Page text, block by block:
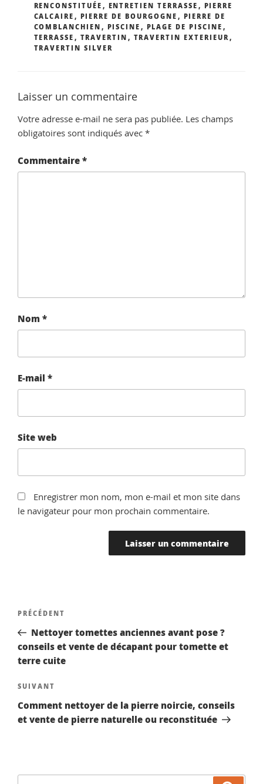
RENCONSTITUÉE , ENTRETIEN TERRASSE , PIERRE
CALCAIRE , PIERRE DE BOURGOGNE , PIERRE DE
COMBLANCHIEN , PISCINE , PLAGE DE PISCINE ,
TERRASSE , TRAVERTIN , TRAVERTIN EXTERIEUR ,
TRAVERTIN SILVER
Laisser un commentaire
Votre adresse e-mail ne sera pas publiée. Les champs
obligatoires sont indiqués avec *
Commentaire*
Nom *
E-mail *
Site web
Enregistrer mon nom, mon e-mail et mon site dans
le navigateur pour mon prochain commentaire.
Navigation
l’article
Article
précédent
PRÉCÉDENT
Nettoyer tomettes anciennes avant pose ?
conseils et vente de décapant pour tomette et
terre cuite
Article
suivant
SUIVANT
Comment nettoyer de la pierre noircie, conseils
et vente de pierre naturelle ou reconstituée